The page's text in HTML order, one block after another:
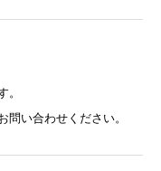
。
問い合わせください。